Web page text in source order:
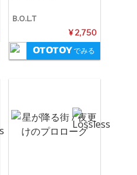
B.O.L.T
¥ 2,750
でみる